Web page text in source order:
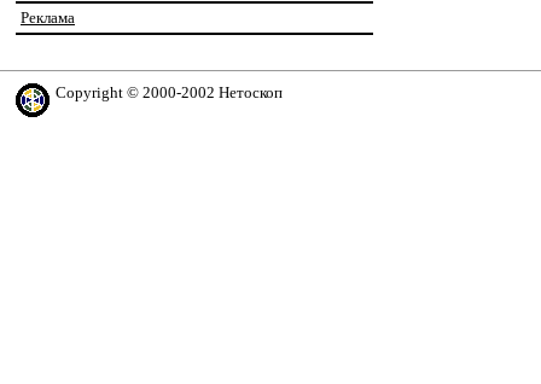
Реклама
Copyright © 2000-2002 Нетоскоп